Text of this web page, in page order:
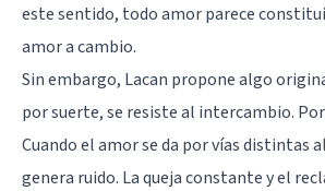
este sentido, todo amor parece
amor a cambio.
Sin embargo, Lacan propone algo
por suerte, se resiste al intercambio. Por
Cuando el amor se da por vías distintas
genera ruido. La queja constante y el